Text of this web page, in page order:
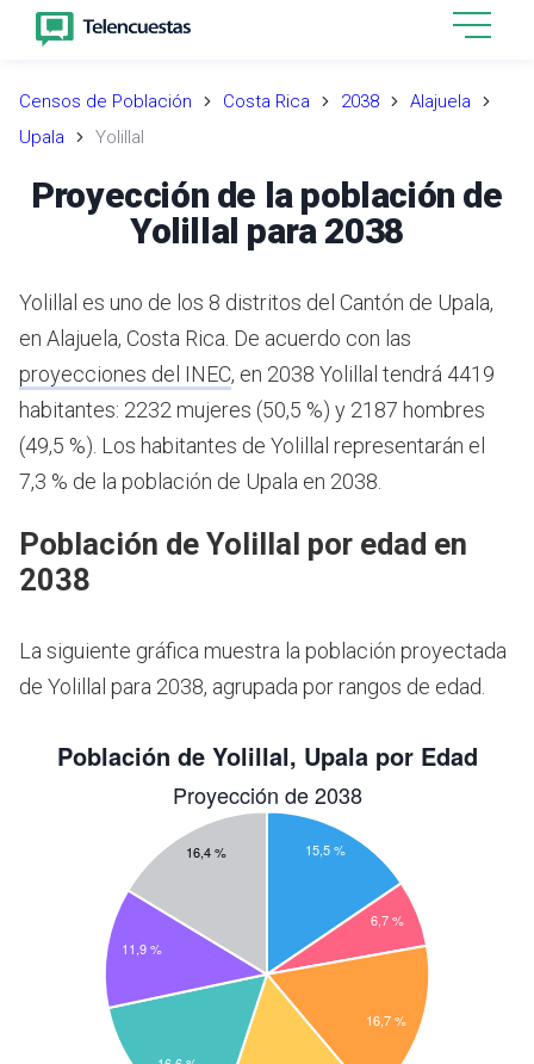
Censos de Población Costa Rica 2038
Alajuela
Upala
Yolillal
Proyección de la población de
Yolillal para 2038
Yolillal es uno de los 8 distritos del Cantón de Upala,
en Alajuela, Costa Rica. De acuerdo con las
proyecciones del INEC, en 2038 Yolillal tendrá 4419
habitantes: 2232 mujeres (50,5 %) y 2187 hombres
(49,5 %). Los habitantes de Yolillal representarán el
7,3 % de la población de Upala en 2038.
Población de Yolillal por edad en
2038
La siguiente gráfica muestra la población proyectada
de Yolillal para 2038, agrupada por rangos de edad.